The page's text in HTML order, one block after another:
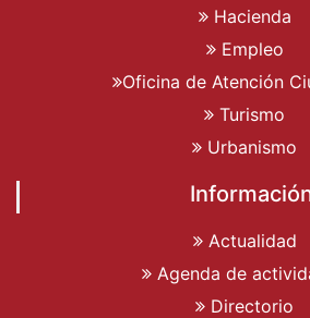
Hacienda
Empleo
Oficina de Atención
Turismo
Urbanismo
Actualidad
Agenda de
Directorio